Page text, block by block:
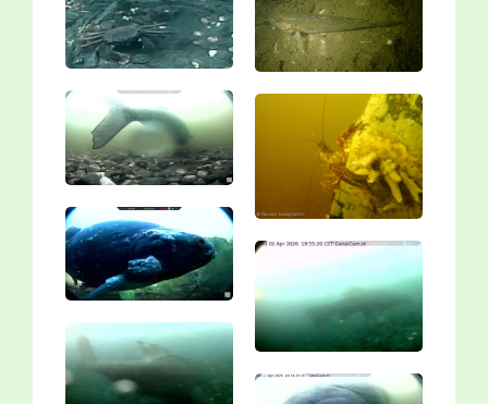
Vergroting Vergroting
Vergroting
Vergroting
Vergroting
Vergroting
Vergroting